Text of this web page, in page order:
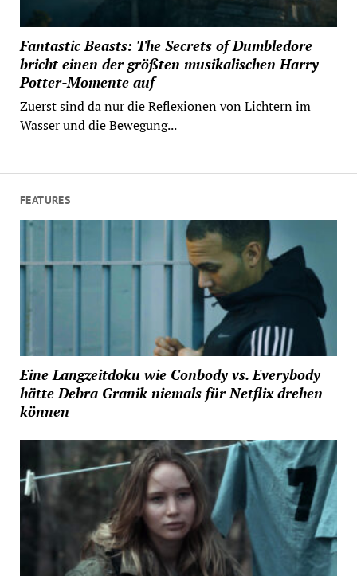
Fantastic Beasts: The Secrets of Dumbledore
bricht einen der größten musikalischen Harry
Potter-Momente auf
Zuerst sind da nur die Reflexionen von Lichtern im
Wasser und die Bewegung...
FEATURES
Eine Langzeitdoku wie Conbody vs. Everybody
hätte Debra Granik niemals für Netflix drehen
können